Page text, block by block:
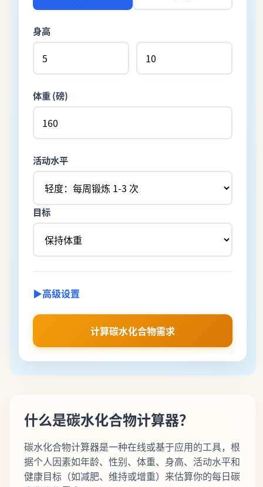
身高
体重 (磅)
活动水平
目标
▶高级设置
计算碳水化合物需求
什么是碳水化合物计算器？
碳水化合物计算器是一种在线或基于应用的工具，根
据个人因素如年龄、性别、体重、身高、活动水平和
健康目标（如减肥、维持或增重）来估算你的每日碳